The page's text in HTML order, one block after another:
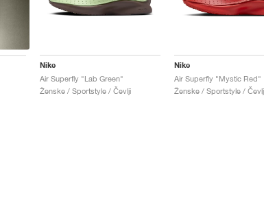
Nike
Air Superfly "Lab Green"
Ženske / Sportstyle / Čevlji
Nike
Air Superfly "Mystic Red"
Ženske / Sportstyle /